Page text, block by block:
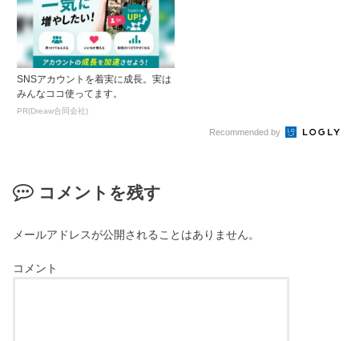
SNSアカウントを着実に成長。実は
みんなココ使ってます。
PR(Dreaw合同会社)
Recommended by
コメントを残す
メールアドレスが公開されることはありません。
コメント